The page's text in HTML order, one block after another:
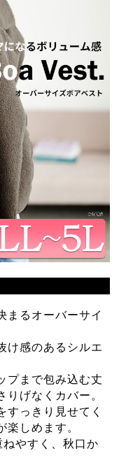
まるオーバーサイ
け感のあるシルエ
プまで包み込む丈
げなくカバー。
すっきり見せてく
しめます。
やすく、秋口か